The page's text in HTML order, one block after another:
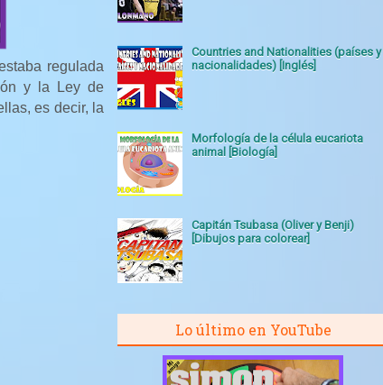
regulada
y la Ley de
es decir, la
Countries and Nationalities (países y
nacionalidades) [Inglés]
Morfología de la célula eucariota
animal [Biología]
Capitán Tsubasa (Oliver y Benji)
[Dibujos para colorear]
Lo último en YouTube